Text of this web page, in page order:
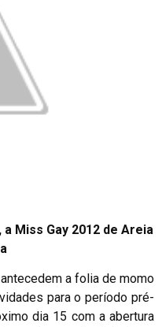
Miss Gay 2012 de Areia
a folia de momo
para o período pré-
dia 15 com a abertura